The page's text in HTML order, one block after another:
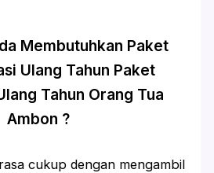
Membutuhkan Paket
Ulang Tahun Paket
Tahun Orang Tua
Ambon ?
cukup dengan mengambil